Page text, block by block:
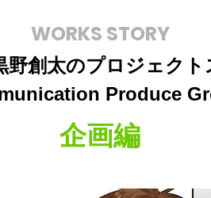
WORKS STORY
野創太のプロジェクト
Produce
企画編